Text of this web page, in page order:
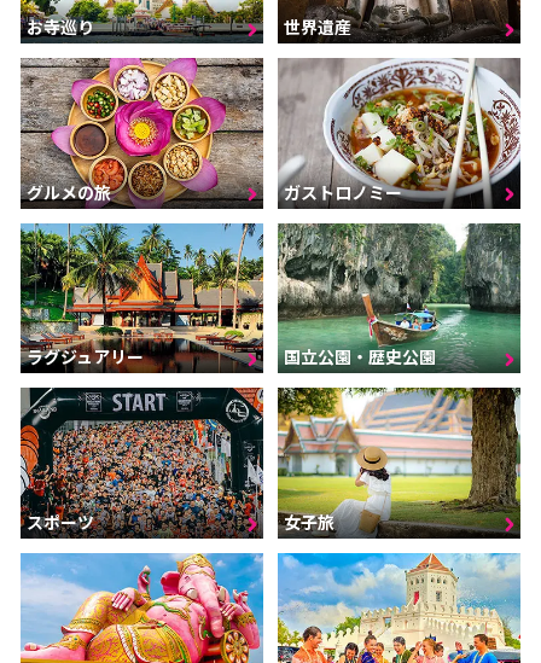
お寺巡り 世界遺産
グルメの旅 ガストロノミー
ラグジュアリー 国立公園・歴史公園
スポーツ 女子旅